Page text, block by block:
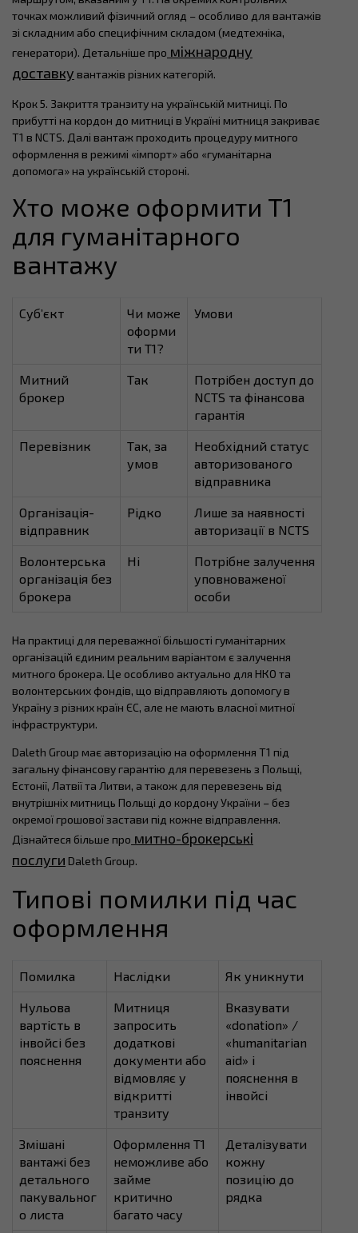
точках можливий фізичний огляд – особливо для вантажів
зі складним або специфічним складом (медтехніка,
генератори). Детальніше про міжнародну
доставку вантажів різних категорій.
Крок 5. Закриття транзиту на українській митниці. По
прибутті на кордон до митниці в Україні митниця закриває
T1 в NCTS. Далі вантаж проходить процедуру митного
оформлення в режимі «імпорт» або «гуманітарна
допомога» на українській стороні.
Хто може оформити T1
для гуманітарного
вантажу
Суб’єкт
Чи може
оформи
ти T1?
Умови
Митний
брокер
Так
Потрібен доступ до
NCTS та фінансова
гарантія
Перевізник
Так, за
умов
Необхідний статус
авторизованого
відправника
Організація-
відправник
Рідко
Лише за наявності
авторизації в NCTS
Волонтерська
організація без
брокера
Ні
Потрібне залучення
уповноваженої
особи
На практиці для переважної більшості гуманітарних
організацій єдиним реальним варіантом є залучення
митного брокера. Це особливо актуально для НКО та
волонтерських фондів, що відправляють допомогу в
Україну з різних країн ЄС, але не мають власної митної
інфраструктури.
Daleth Group має авторизацію на оформлення T1 під
загальну фінансову гарантію для перевезень з Польщі,
Естонії, Латвії та Литви, а також для перевезень від
внутрішніх митниць Польщі до кордону України – без
окремої грошової застави під кожне відправлення.
Дізнайтеся більше про митно-брокерські
послуги Daleth Group.
Типові помилки під час
оформлення
Помилка Наслідки Як уникнути
Нульова
вартість в
інвойсі без
пояснення
Митниця
запросить
додаткові
документи або
відмовляє у
відкритті
транзиту
Вказувати
«donation» /
«humanitarian
aid» і
пояснення в
інвойсі
Змішані
вантажі без
детального
пакувальног
о листа
Оформлення T1
неможливе або
займе
критично
багато часу
Деталізувати
кожну
позицію до
рядка